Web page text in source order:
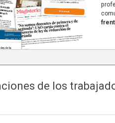
profesorado ha comenzado
comunicación nacionales.
frentepara denunciar...
de los